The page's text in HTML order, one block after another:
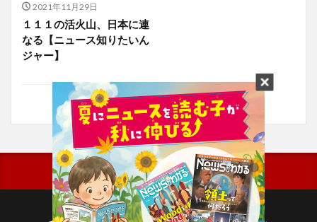
2021年11月29日
１１１の活火山、日本に連
なる【ニュース知りたいん
ジャー】